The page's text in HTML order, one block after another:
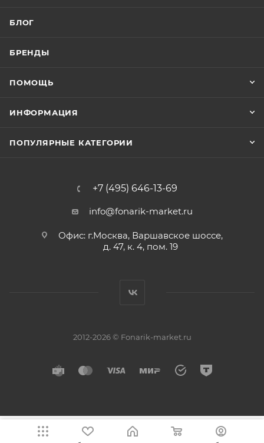
БЛОГ
БРЕНДЫ
ПОМОЩЬ
ИНФОРМАЦИЯ
ПОПУЛЯРНЫЕ КАТЕГОРИИ
+7 (495) 646-13-69
info@fonarik-market.ru
Офис: г.Москва, Варшавское шоссе,
д. 47, к. 4, пом. 19
2012-2026 © Fonarik-market.ru